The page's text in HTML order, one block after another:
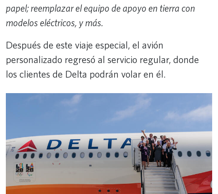
papel; reemplazar el equipo de apoyo en tierra con
modelos eléctricos, y más.
Después de este viaje especial, el avión
personalizado regresó al servicio regular, donde
los clientes de Delta podrán volar en él.